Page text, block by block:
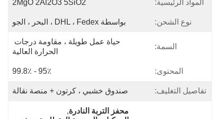
المواد الرئيسية: 2MgO 2Al2O3 5SiO2
نوع الشحن: بواسطة DHL ، Fedex ، البحر ، الجو
السمة:
حياة عمل طويلة ، مقاومة درجات
الحرارة العالية
المحتوى: 95٪ - 99.8٪
تفاصيل التغليف: صندوق خشبي ، كرتون + منصة نقالة
محفز التربة النادرة,